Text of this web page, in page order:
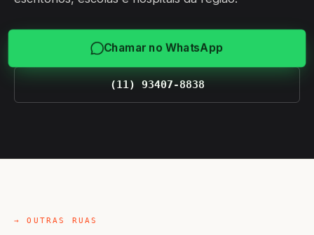
Chamar no WhatsApp
(11) 93407-8838
→ OUTRAS RUAS